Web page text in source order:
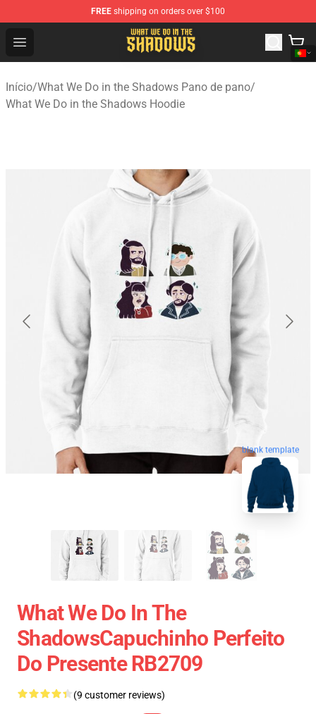
FREE shipping on orders over $100
Open menu
What We Do in the Shadows Shop - Official What We
Início/What We Do in the Shadows Pano de pano/
What We Do in the Shadows Hoodie
blank template
What We Do In The
ShadowsCapuchinho Perfeito
Do Presente RB2709
(9 customer reviews)